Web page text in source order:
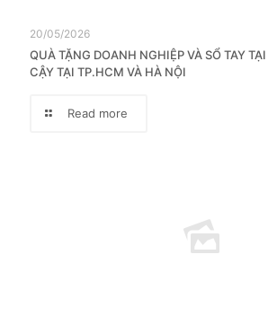
20/05/2026
QUÀ TẶNG DOANH NGHIỆP VÀ SỔ TAY
CẬY TẠI TP.HCM VÀ HÀ NỘI
Read more